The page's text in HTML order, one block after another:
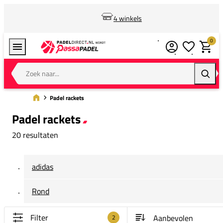
4 winkels
Zoek naar...
0
Padel rackets
Padel rackets
20 resultaten
adidas
Rond
Filter 2